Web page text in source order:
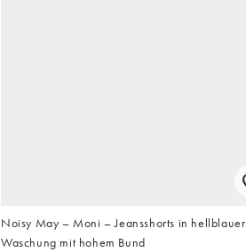
Noisy May – Moni – Jeansshorts in hellblauer
Waschung mit hohem Bund